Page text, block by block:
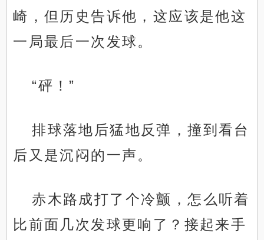
崎，但历史告诉他，这应该是他这
一局最后一次发球。
“砰！”
排球落地后猛地反弹，撞到看台
后又是沉闷的一声。
赤木路成打了个冷颤，怎么听着
比前面几次发球更响了？接起来手